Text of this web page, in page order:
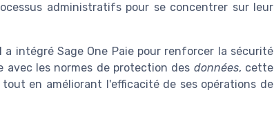
administratifs pour se concentrer sur leur
intégré Sage One Paie pour renforcer la sécurité
avec les normes de protection des données, cette
tout en améliorant l'efficacité de ses opérations de